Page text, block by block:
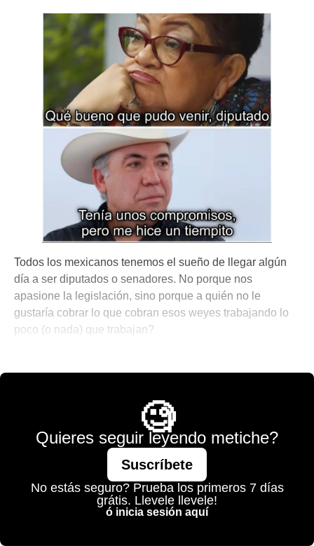
Todos los mexicanos tenemos el sueño de llegar algún
día a ser diputados o senadores. No porque nos
apasione la legislación, sino porque a quién no le
gustaría cobrar lo que cobran esos weyes trabajando lo
poco (o nada) que trabajan?
🧐
Quieres seguir leyendo metiche?
Suscríbete
No estás seguro? Prueba los primeros 7 días
grátis. Llevele llevele!
ó inicia sesión aquí